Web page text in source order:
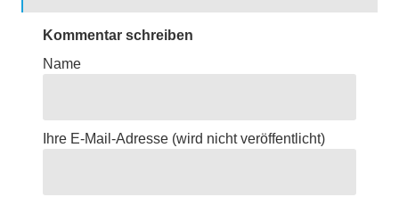
Kommentar schreiben
Name
Ihre E-Mail-Adresse (wird nicht veröffentlicht)